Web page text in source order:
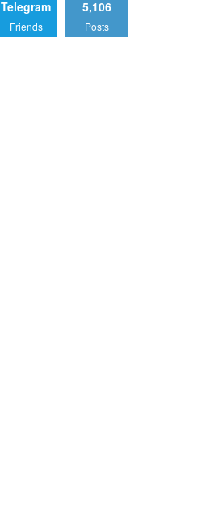
Telegram
Friends
5,106
Posts